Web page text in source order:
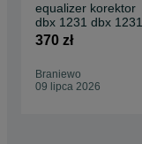
equalizer korektor
dbx 1231 dbx 1231
370 zł
Braniewo
09 lipca 2026